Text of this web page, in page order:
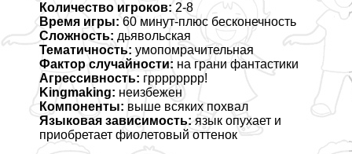
Количество игроков: 2-8
Время игры: 60 минут-плюс бесконечность
Сложность: дьявольская
Тематичность: умопомрачительная
Фактор случайности: на грани фантастики
Агрессивность: грррррррр!
Kingmaking: неизбежен
Компоненты: выше всяких похвал
Языковая зависимость:язык опухает и
приобретает фиолетовый оттенок